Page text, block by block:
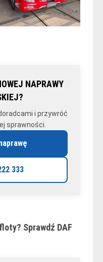
NAPRAWY
i przywróć
sprawności.
333
Sprawdź DAF